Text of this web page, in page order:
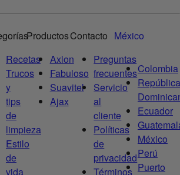
Recetas
Trucos
y
tips
de
limpieza
Estilo
de
vida
Productos
Axion
Fabuloso
Suavitel
Ajax
Contacto
Preguntas
frecuentes
Servicio
al
cliente
Políticas
de
privacidad
Términos
México
Colombia
República
Ecuador
México
Perú
Puerto